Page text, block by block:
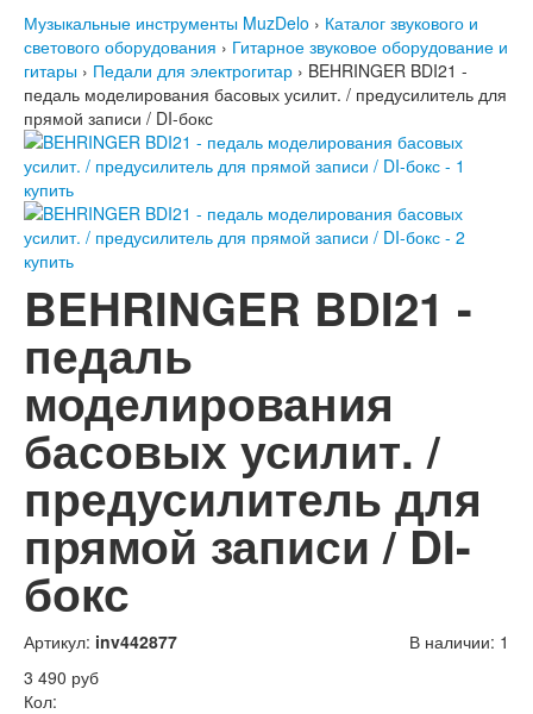
Музыкальные инструменты MuzDelo › Каталог звукового и
светового оборудования › Гитарное звуковое оборудование и
гитары › Педали для электрогитар › BEHRINGER BDI21 -
педаль моделирования басовых усилит. / предусилитель для
прямой записи / DI-бокс
BEHRINGER BDI21 -
педаль
моделирования
басовых усилит. /
предусилитель для
прямой записи / DI-
бокс
Артикул: inv442877
В наличии: 1
3 490 руб
Кол: